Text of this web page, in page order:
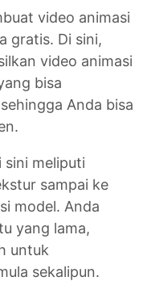
video animasi
gratis. Di sini,
video animasi
bisa
Anda bisa
sini meliputi
sampai ke
model. Anda
yang lama,
untuk
sekalipun.